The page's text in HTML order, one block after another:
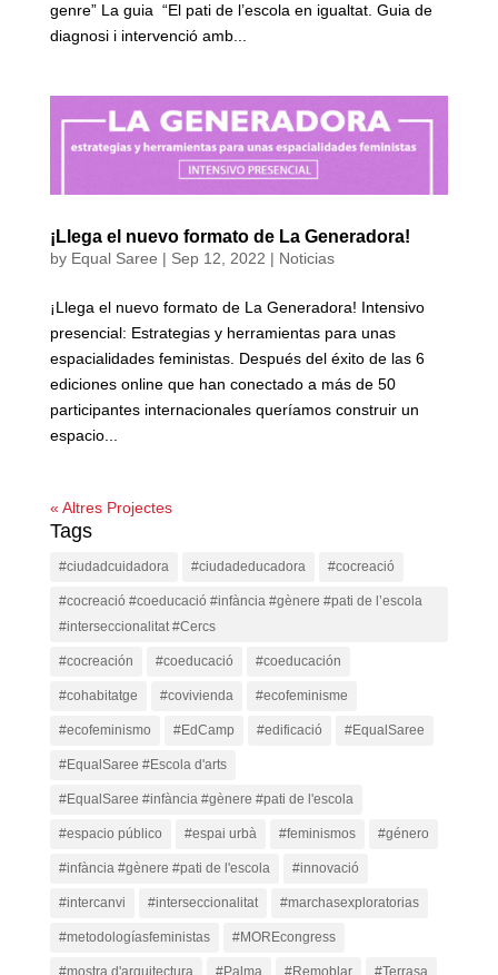
genre” La guia “El pati de l’escola en igualtat. Guia de
diagnosi i intervenció amb...
¡Llega el nuevo formato de La Generadora!
by Equal Saree | Sep 12, 2022 | Noticias
¡Llega el nuevo formato de La Generadora! Intensivo
presencial: Estrategias y herramientas para unas
espacialidades feministas. Después del éxito de las 6
ediciones online que han conectado a más de 50
participantes internacionales queríamos construir un
espacio...
« Altres Projectes
Tags
#ciudadcuidadora #ciudadeducadora #cocreació
#cocreació #coeducació #infància #gènere #pati de l’escola
#interseccionalitat #Cercs
#cocreación #coeducació #coeducación
#cohabitatge #covivienda #ecofeminisme
#ecofeminismo #EdCamp #edificació #EqualSaree
#EqualSaree #Escola d'arts
#EqualSaree #infància #gènere #pati de l'escola
#espacio público #espai urbà #feminismos #género
#infància #gènere #pati de l'escola #innovació
#intercanvi #interseccionalitat #marchasexploratorias
#metodologíasfeministas #MOREcongress